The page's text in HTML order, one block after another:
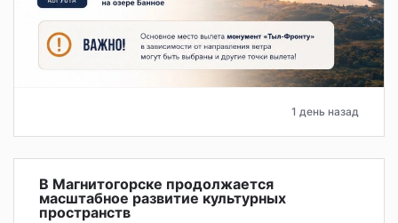
1 день назад
В Магнитогорске продолжается
масштабное развитие культурных
пространств